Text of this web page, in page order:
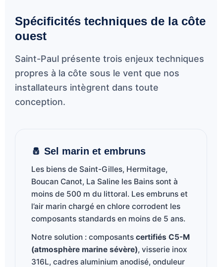
Spécificités techniques de la côte
ouest
Saint-Paul présente trois enjeux techniques
propres à la côte sous le vent que nos
installateurs intègrent dans toute
conception.
🧂 Sel marin et embruns
Les biens de Saint-Gilles, Hermitage,
Boucan Canot, La Saline les Bains sont à
moins de 500 m du littoral. Les embruns et
l’air marin chargé en chlore corrodent les
composants standards en moins de 5 ans.
Notre solution : composants certifiés C5-M
(atmosphère marine sévère), visserie inox
316L, cadres aluminium anodisé, onduleur